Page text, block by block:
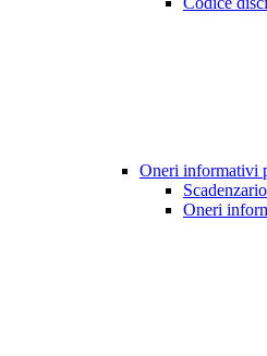
Oneri informativi
Oneri